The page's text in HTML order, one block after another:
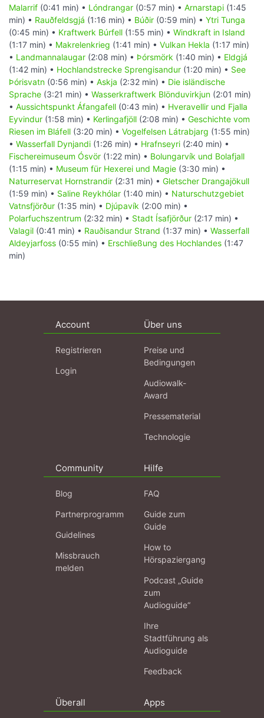
Malarrif (0:41 min) • Lóndrangar (0:57 min) • Arnarstapi (1:45
min) • Rauðfeldsgjá (1:16 min) • Búðir (0:59 min) • Ytri Tunga
(0:45 min) • Kraftwerk Búrfell (1:55 min) • Windkraft in Island
(1:17 min) • Makrelenkrieg (1:41 min) • Vulkan Hekla (1:17 min)
• Landmannalaugar (2:08 min) • Þórsmörk (1:40 min) • Eldgjá
(1:42 min) • Hochlandstrecke Sprengisandur (1:20 min) • See
Þórisvatn (0:56 min) • Askja (2:32 min) • Die isländische
Sprache (3:21 min) • Wasserkraftwerk Blönduvirkjun (2:01 min)
• Aussichtspunkt Áfangafell (0:43 min) • Hveravellir und Fjalla
Eyvindur (1:58 min) • Kerlingafjöll (2:08 min) • Geschichte vom
Riesen im Bláfell (3:20 min) • Vogelfelsen Látrabjarg (1:55 min)
• Wasserfall Dynjandi (1:26 min) • Hrafnseyri (2:40 min) •
Fischereimuseum Ósvör (1:22 min) • Bolungarvík und Bolafjall
(1:15 min) • Museum für Hexerei und Magie (3:30 min) •
Naturreservat Hornstrandir (2:31 min) • Gletscher Drangajökull
(1:59 min) • Saline Reykhólar (1:40 min) • Naturschutzgebiet
Vatnsfjörður (1:35 min) • Djúpavík (2:00 min) •
Polarfuchszentrum (2:32 min) • Stadt Ísafjörður (2:17 min) •
Valagil (0:41 min) • Rauðisandur Strand (1:37 min) • Wasserfall
Aldeyjarfoss (0:55 min) • Erschließung des Hochlandes (1:47
min)
Account
Registrieren
Login
Über uns
Preise und
Bedingungen
Audiowalk-
Award
Pressematerial
Technologie
Community
Blog
Partnerprogramm
Guidelines
Missbrauch
melden
Hilfe
FAQ
Guide zum
Guide
How to
Hörspaziergang
Podcast „Guide
zum
Audioguide“
Ihre
Stadtführung als
Audioguide
Feedback
Überall Apps